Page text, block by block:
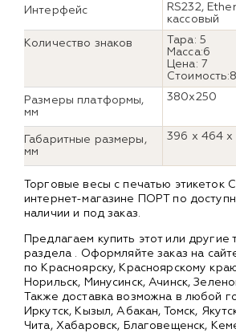
Интерфейс
RS232,
кассовый
Количество знаков
Тара: 5
Масса:6
Цена: 7
Стоимость:8
Размеры платформы,
мм
380x250
Габаритные размеры,
мм
396 x 464 x
Торговые весы с печатью этикеток
интернет-магазине ПОРТ по
наличии и под заказ.
Предлагаем купить этот или другие
раздела . Оформляйте заказ на
по Красноярску, Красноярскому
Норильск, Минусинск, Ачинск,
Также доставка возможна в любой
Иркутск, Кызыл, Абакан, Томск,
Чита, Хабаровск, Благовещенск,